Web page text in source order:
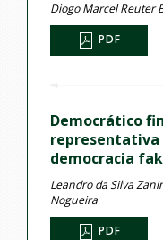
Diogo Marcel Reuter
PDF
Democrático
representativa
democracia
Leandro da Silva
Nogueira
PDF